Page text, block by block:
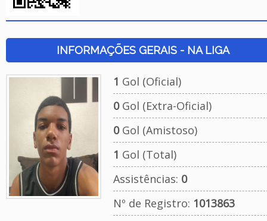
INFORMAÇÕES GERAIS - NA LIGA
1 Gol (Oficial)
0Gol (Extra-Oficial)
0Gol (Amistoso)
1 Gol (Total)
Assistências: 0
Nº de Registro: 1013863